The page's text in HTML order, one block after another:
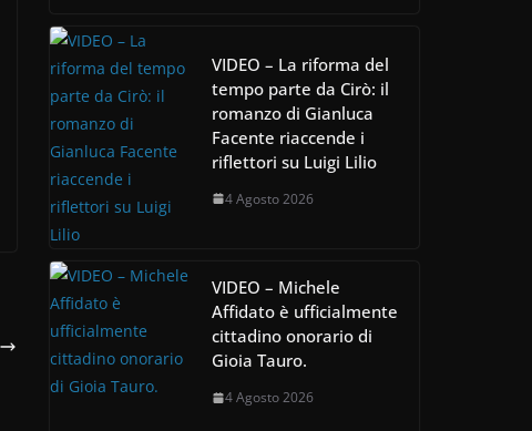
VIDEO – La riforma del
tempo parte da Cirò: il
romanzo di Gianluca
Facente riaccende i
riflettori su Luigi Lilio
4 Agosto 2026
VIDEO – Michele
Affidato è ufficialmente
cittadino onorario di
Gioia Tauro.
4 Agosto 2026